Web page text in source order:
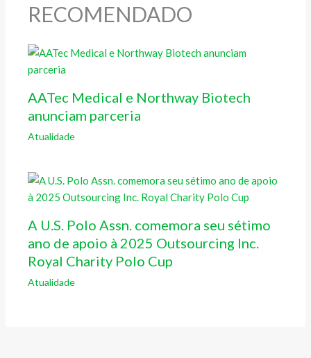
RECOMENDADO
AATec Medical e Northway Biotech
anunciam parceria
Atualidade
A U.S. Polo Assn. comemora seu sétimo
ano de apoio à 2025 Outsourcing Inc.
Royal Charity Polo Cup
Atualidade